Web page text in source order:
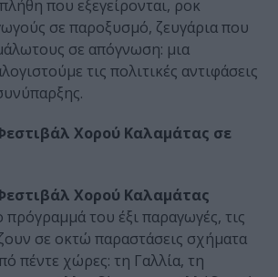
που εξεγείρονται, ροκ
σε παροξυσμό, ζευγάρια που
σε απόγνωση: μια
τις πολιτικές αντιφάσεις
Χορού Καλαμάτας σε
Χορού Καλαμάτας
πρόγραμμά του έξι παραγωγές, τις
σε οκτώ παραστάσεις σχήματα
πέντε χώρες: τη Γαλλία, τη